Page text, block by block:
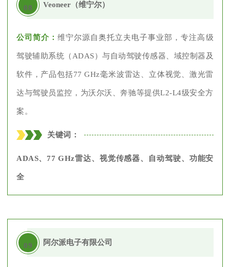
08 Veoneer（维宁尔）
公司简介：维宁尔源自奥托立夫电子事业部，专注高级
驾驶辅助系统（ADAS）与自动驾驶传感器、域控制器及
软件，产品包括77 GHz毫米波雷达、立体视觉、激光雷
达与驾驶员监控，为沃尔沃、奔驰等提供L2-L4级安全方
案。
关键词：
ADAS、77 GHz雷达、视觉传感器、自动驾驶、功能安
全
09 阿尔派电子有限公司